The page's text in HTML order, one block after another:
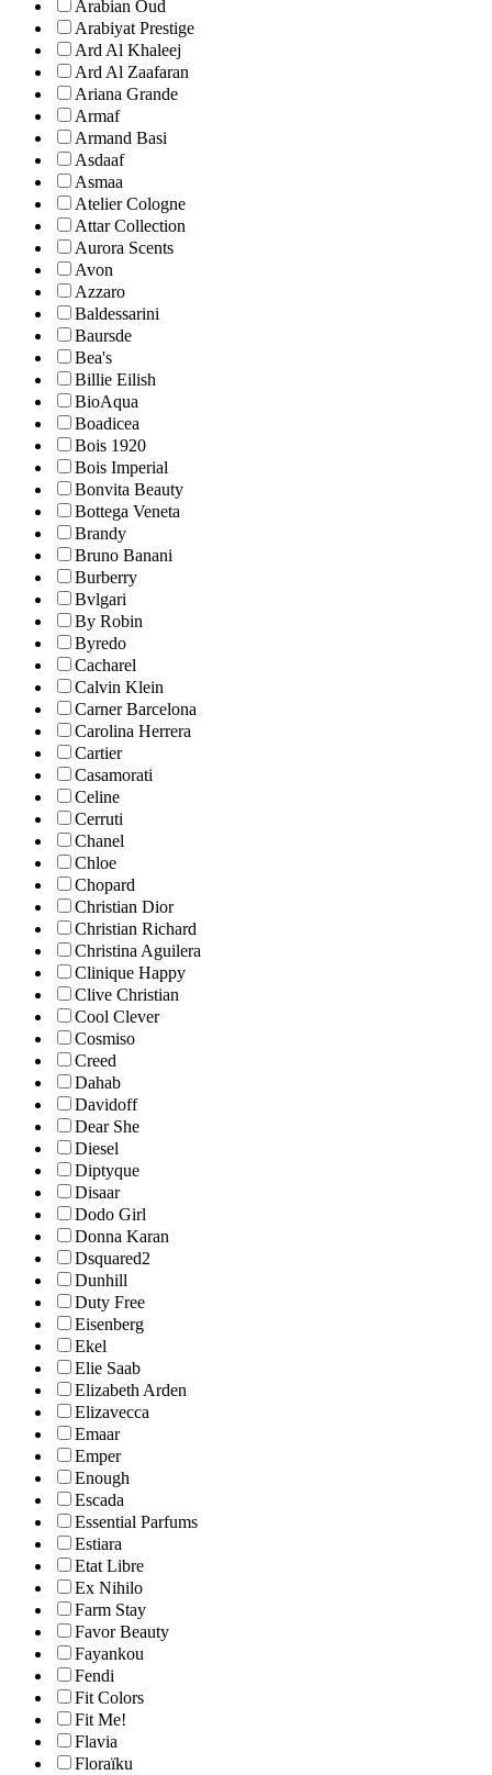
Arabian Oud
Arabiyat Prestige
Ard Al Khaleej
Ard Al Zaafaran
Ariana Grande
Armaf
Armand Basi
Asdaaf
Asmaa
Atelier Cologne
Attar Collection
Aurora Scents
Avon
Azzaro
Baldessarini
Baursde
Bea's
Billie Eilish
BioAqua
Boadicea
Bois 1920
Bois Imperial
Bonvita Beauty
Bottega Veneta
Brandy
Bruno Banani
Burberry
Bvlgari
By Robin
Byredo
Cacharel
Calvin Klein
Carner Barcelona
Carolina Herrera
Cartier
Casamorati
Celine
Cerruti
Chanel
Chloe
Chopard
Christian Dior
Christian Richard
Christina Aguilera
Clinique Happy
Clive Christian
Cool Clever
Cosmiso
Creed
Dahab
Davidoff
Dear She
Diesel
Diptyque
Disaar
Dodo Girl
Donna Karan
Dsquared2
Dunhill
Duty Free
Eisenberg
Ekel
Elie Saab
Elizabeth Arden
Elizavecca
Emaar
Emper
Enough
Escada
Essential Parfums
Estiara
Etat Libre
Ex Nihilo
Farm Stay
Favor Beauty
Fayankou
Fendi
Fit Colors
Fit Me!
Flavia
Floraïku